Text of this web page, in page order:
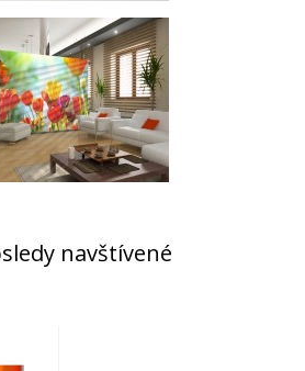
navštívené